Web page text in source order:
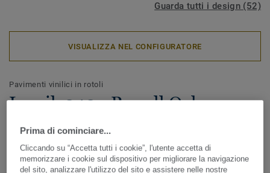
Guarda tutti i design (52)
VISUALIZZA NEL CONFIGURATORE
Pavimenti vinilici in rotoli
Iconik 240 - Powell Oak
BRONZE
Design senza tempo per ricreare ambienti accoglienti e
confortevoli senza compromettere il design. ICONIK 240 è
Prima di cominciare...
Cliccando su “Accetta tutti i cookie”, l'utente accetta di
memorizzare i cookie sul dispositivo per migliorare la navigazione
del sito, analizzare l'utilizzo del sito e assistere nelle nostre